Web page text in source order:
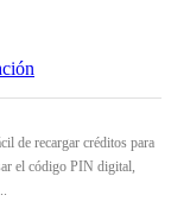
de recargar créditos para
el código PIN digital,